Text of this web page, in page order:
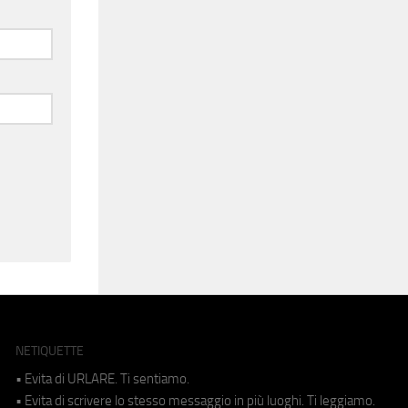
NETIQUETTE
• Evita di URLARE. Ti sentiamo.
• Evita di scrivere lo stesso messaggio in più luoghi. Ti leggiamo.